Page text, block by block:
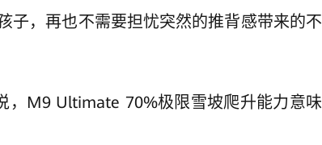
子，再也不需要担忧突然的推背感带来的不
，M9 Ultimate 70%极限雪坡爬升能力意味